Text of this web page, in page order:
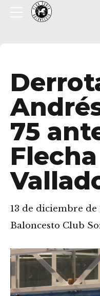
75
13 de diciembre de
Baloncesto Club